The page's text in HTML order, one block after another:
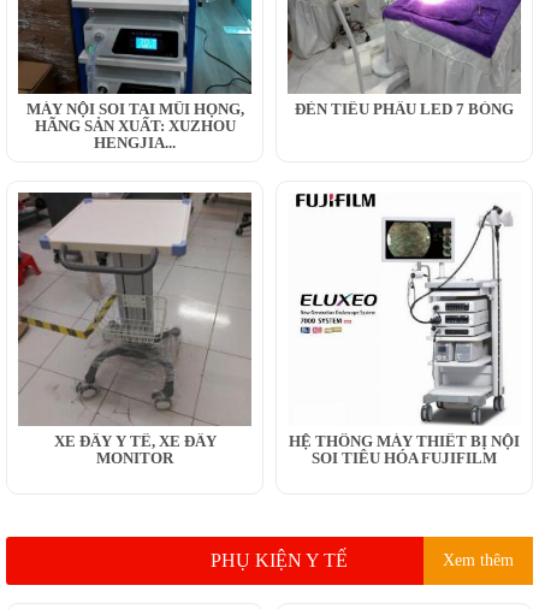
MÁY NỘI SOI TAI MŨI HỌNG,
HÃNG SẢN XUẤT: XUZHOU
HENGJIA...
ĐÈN TIỂU PHẪU LED 7 BÓNG
XE ĐẨY Y TẾ, XE ĐẨY
MONITOR
HỆ THỐNG MÁY THIẾT BỊ NỘI
SOI TIÊU HÓA FUJIFILM
PHỤ KIỆN Y TẾ Xem thêm